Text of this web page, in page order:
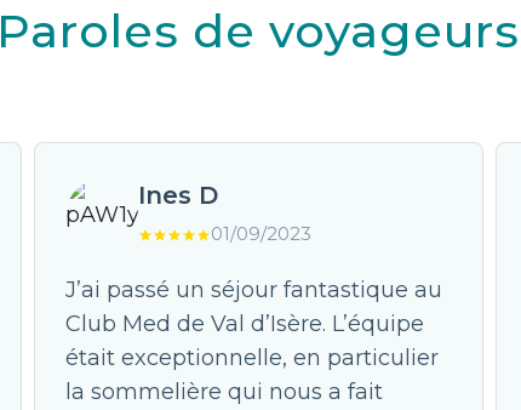
Paroles de voyageurs
Ines D
01/09/2023
J’ai passé un séjour fantastique au
Club Med de Val d’Isère. L’équipe
était exceptionnelle, en particulier
la sommelière qui nous a fait